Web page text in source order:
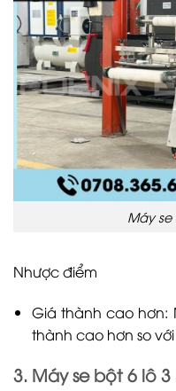
Máy
Nhược điểm
Giá thành cao hơn:
thành cao hơn so
3. Máy se bột 6 lô